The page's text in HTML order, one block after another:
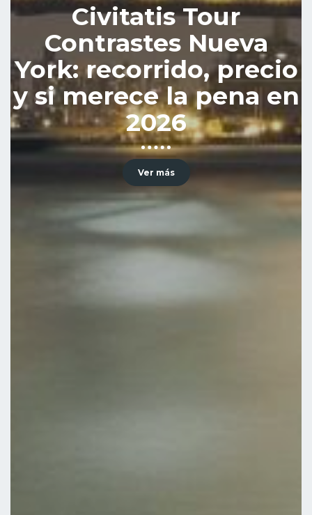
Civitatis Tour
Contrastes Nueva
York: recorrido, precio
y si merece la pena en
2026
Ver más